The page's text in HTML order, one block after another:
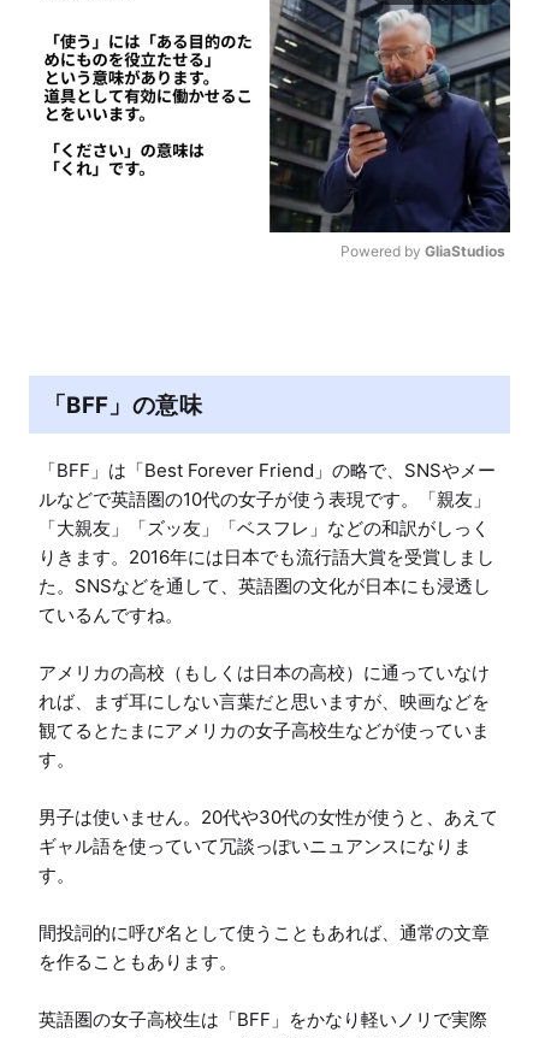
Powered by GliaStudios
「BFF」の意味
「BFF」は「Best Forever Friend」の略で、SNSやメー
ルなどで英語圏の10代の女子が使う表現です。「親友」
「大親友」「ズッ友」「ベスフレ」などの和訳がしっく
りきます。2016年には日本でも流行語大賞を受賞しまし
た。SNSなどを通して、英語圏の文化が日本にも浸透し
ているんですね。
アメリカの高校（もしくは日本の高校）に通っていなけ
れば、まず耳にしない言葉だと思いますが、映画などを
観てるとたまにアメリカの女子高校生などが使っていま
す。
男子は使いません。20代や30代の女性が使うと、あえて
ギャル語を使っていて冗談っぽいニュアンスになりま
す。
間投詞的に呼び名として使うこともあれば、通常の文章
を作ることもあります。
英語圏の女子高校生は「BFF」をかなり軽いノリで実際